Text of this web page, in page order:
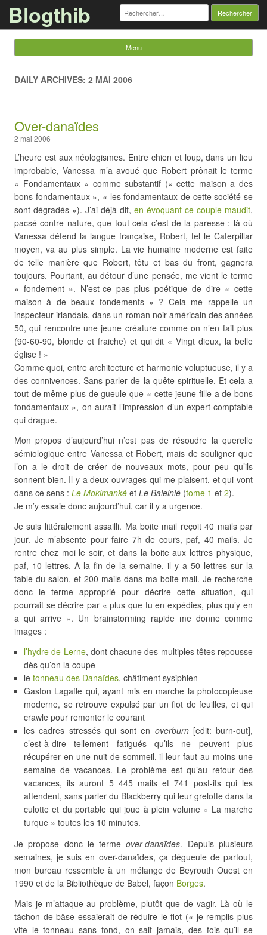
Blogthib Rechercher :
Menu
DAILY ARCHIVES: 2 MAI 2006
Over-danaïdes
2 mai 2006
L’heure est aux néologismes. Entre chien et loup, dans un lieu
improbable, Vanessa m’a avoué que Robert prônait le terme
« Fondamentaux » comme substantif (« cette maison a des
bons fondamentaux », « les fondamentaux de cette société se
sont dégradés »). J’ai déjà dit, en évoquant ce couple maudit,
pacsé contre nature, que tout cela c’est de la paresse : là où
Vanessa défend la langue française, Robert, tel le Caterpillar
moyen, va au plus simple. La vie humaine moderne est faite
de telle manière que Robert, têtu et bas du front, gagnera
toujours. Pourtant, au détour d’une pensée, me vient le terme
« fondement ». N’est-ce pas plus poétique de dire « cette
maison à de beaux fondements » ? Cela me rappelle un
inspecteur irlandais, dans un roman noir américain des années
50, qui rencontre une jeune créature comme on n’en fait plus
(90-60-90, blonde et fraiche) et qui dit « Vingt dieux, la belle
église ! »
Comme quoi, entre architecture et harmonie voluptueuse, il y a
des connivences. Sans parler de la quête spirituelle. Et cela a
tout de même plus de gueule que « cette jeune fille a de bons
fondamentaux », on aurait l’impression d’un expert-comptable
qui drague.
Mon propos d’aujourd’hui n’est pas de résoudre la querelle
sémiologique entre Vanessa et Robert, mais de souligner que
l’on a le droit de créer de nouveaux mots, pour peu qu’ils
sonnent bien. Il y a deux ouvrages qui me plaisent, et qui vont
dans ce sens : Le Mokimanké et Le Baleinié (tome 1 et 2).
Je m’y essaie donc aujourd’hui, car il y a urgence.
Je suis littéralement assailli. Ma boite mail reçoit 40 mails par
jour. Je m’absente pour faire 7h de cours, paf, 40 mails. Je
rentre chez moi le soir, et dans la boite aux lettres physique,
paf, 10 lettres. A la fin de la semaine, il y a 50 lettres sur la
table du salon, et 200 mails dans ma boite mail. Je recherche
donc le terme approprié pour décrire cette situation, qui
pourrait se décrire par « plus que tu en expédies, plus qu’y en
a qui arrive ». Un brainstorming rapide me donne comme
images :
l’hydre de Lerne, dont chacune des multiples têtes repousse
dès qu’on la coupe
le tonneau des Danaïdes, châtiment sysiphien
Gaston Lagaffe qui, ayant mis en marche la photocopieuse
moderne, se retrouve expulsé par un flot de feuilles, et qui
crawle pour remonter le courant
les cadres stressés qui sont en overburn[edit: burn-out],
c’est-à-dire tellement fatigués qu’ils ne peuvent plus
récupérer en une nuit de sommeil, il leur faut au moins une
semaine de vacances. Le problème est qu’au retour des
vacances, ils auront 5 445 mails et 741 post-its qui les
attendent, sans parler du Blackberry qui leur grelotte dans la
culotte et du portable qui joue à plein volume « La marche
turque » toutes les 10 minutes.
Je propose donc le termeover-danaïdes. Depuis plusieurs
semaines, je suis en over-danaïdes, ça dégueule de partout,
mon bureau ressemble à un mélange de Beyrouth Ouest en
1990 et de la Bibliothèque de Babel, façon Borges.
Mais je m’attaque au problème, plutôt que de vagir. Là où le
tâchon de bâse essaierait de réduire le flot (« je remplis plus
vite le tonneau sans fond, on sait jamais, des fois qu’il se